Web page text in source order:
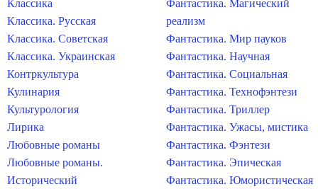
Классика
Классика. Русская
Классика. Советская
Классика. Украинская
Контркультура
Кулинария
Культурология
Лирика
Любовные романы
Любовные романы.
Исторический
Фантастика. Магический
реализм
Фантастика. Мир пауков
Фантастика. Научная
Фантастика. Социальная
Фантастика. Технофэнтези
Фантастика. Триллер
Фантастика. Ужасы, мистика
Фантастика. Фэнтези
Фантастика. Эпическая
Фантастика. Юмористическая